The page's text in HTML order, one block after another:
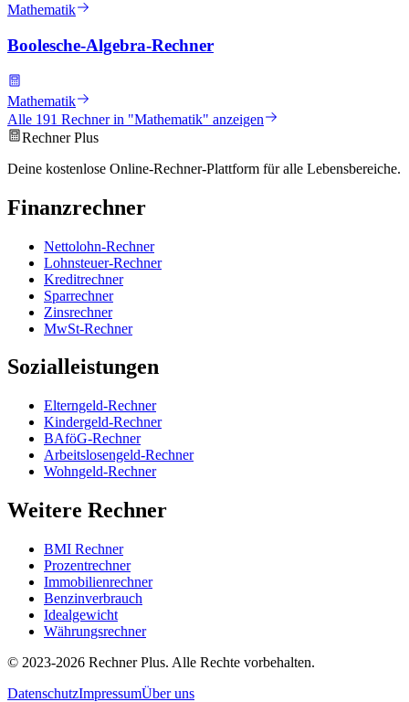
Mathematik
Boolesche-Algebra-Rechner
Mathematik
Alle 191 Rechner in "Mathematik" anzeigen
Rechner Plus
Deine kostenlose Online-Rechner-Plattform für alle Lebensbereiche.
Finanzrechner
Nettolohn-Rechner
Lohnsteuer-Rechner
Kreditrechner
Sparrechner
Zinsrechner
MwSt-Rechner
Sozialleistungen
Elterngeld-Rechner
Kindergeld-Rechner
BAföG-Rechner
Arbeitslosengeld-Rechner
Wohngeld-Rechner
Weitere Rechner
BMI Rechner
Prozentrechner
Immobilienrechner
Benzinverbrauch
Idealgewicht
Währungsrechner
© 2023-2026 Rechner Plus. Alle Rechte vorbehalten.
DatenschutzImpressumÜber uns